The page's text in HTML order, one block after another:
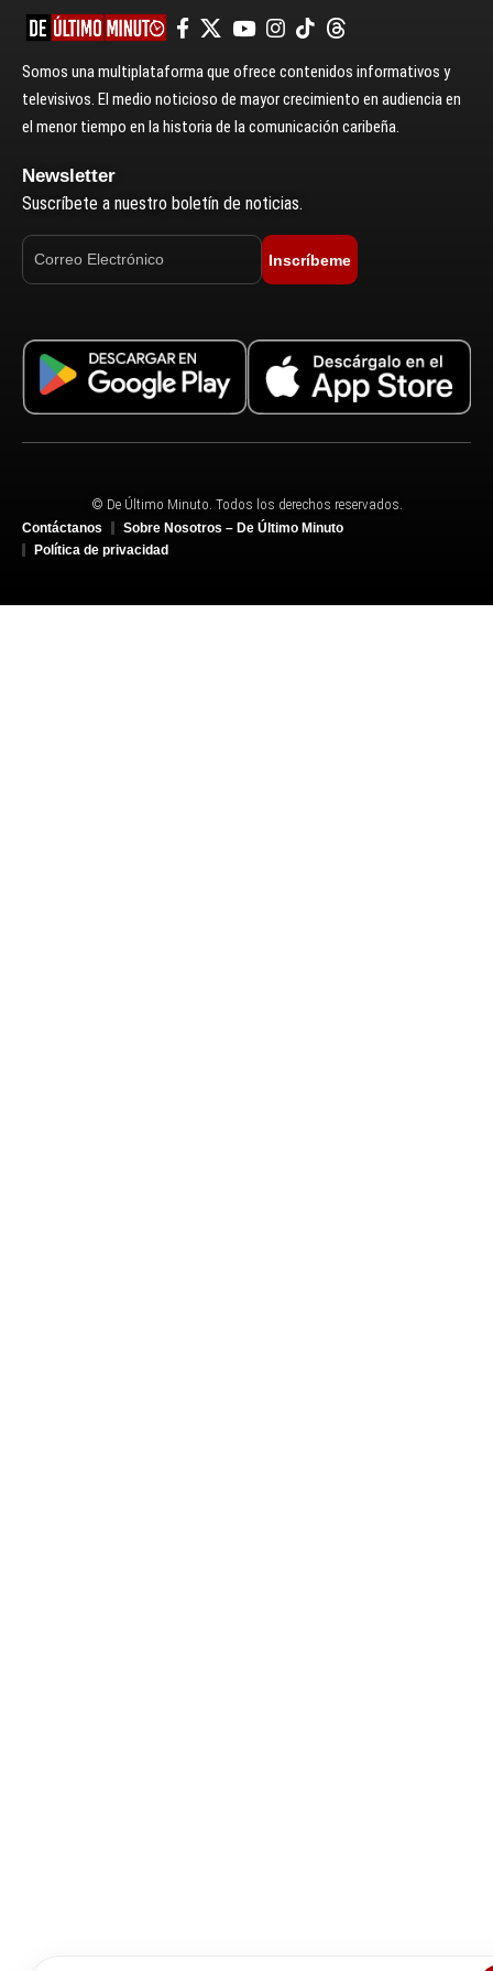
Somos una multiplataforma que ofrece contenidos informativos y
televisivos. El medio noticioso de mayor crecimiento en audiencia en
el menor tiempo en la historia de la comunicación caribeña.
Newsletter
Suscríbete a nuestro boletín de noticias.
Inscríbeme
© De Último Minuto. Todos los derechos reservados.
Contáctanos
Sobre Nosotros – De Último Minuto
Política de privacidad